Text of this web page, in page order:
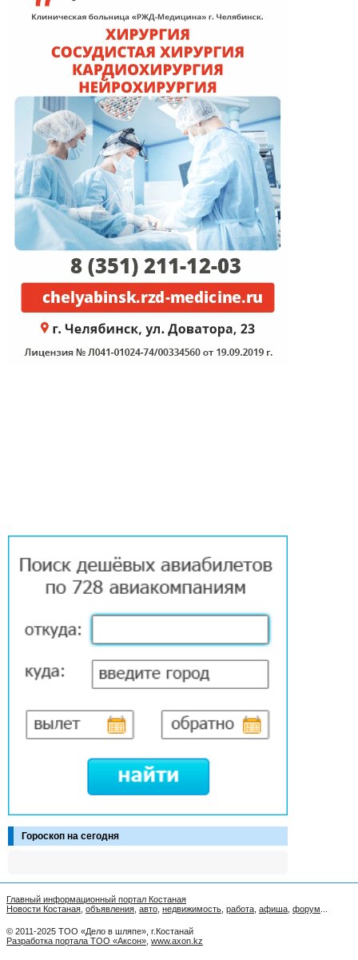
Гороскоп на сегодня
Главный информационный портал Костаная
Новости Костаная объявления авто недвижимость работа афиша форум
© 2011-2025 ТОО «Дело в шляпе», г.Костанай
Разработка портала ТОО «Аксон» www.axon.kz